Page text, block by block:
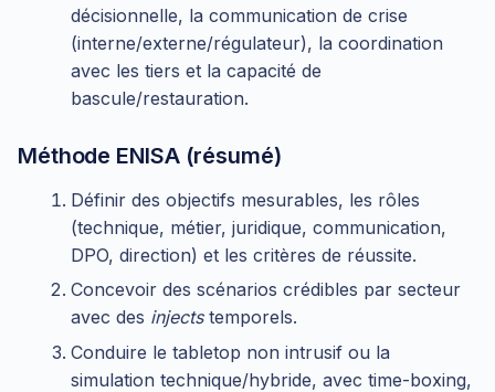
décisionnelle, la communication de crise
(interne/externe/régulateur), la coordination
avec les tiers et la capacité de
bascule/restauration.
Méthode ENISA (résumé)
Définir des objectifs mesurables, les rôles
(technique, métier, juridique, communication,
DPO, direction) et les critères de réussite.
Concevoir des scénarios crédibles par secteur
avec des injectstemporels.
Conduire le tabletop non intrusif ou la
simulation technique/hybride, avec time-boxing,